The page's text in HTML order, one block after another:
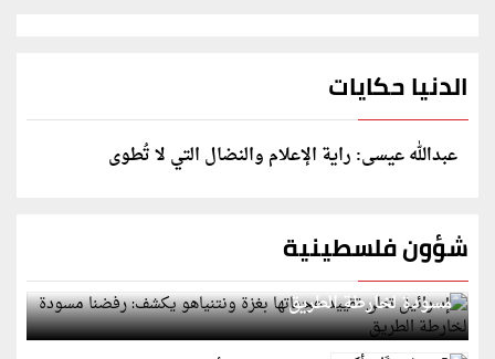
الدنيا حكايات
عبدالله عيسى: راية الإعلام والنضال التي لا تُطوى
شؤون فلسطينية
إسرائيل تعلن تقييد هجماتها بغزة ونتنياهو يكشف: رفضنا
مسودة لخارطة الطريق